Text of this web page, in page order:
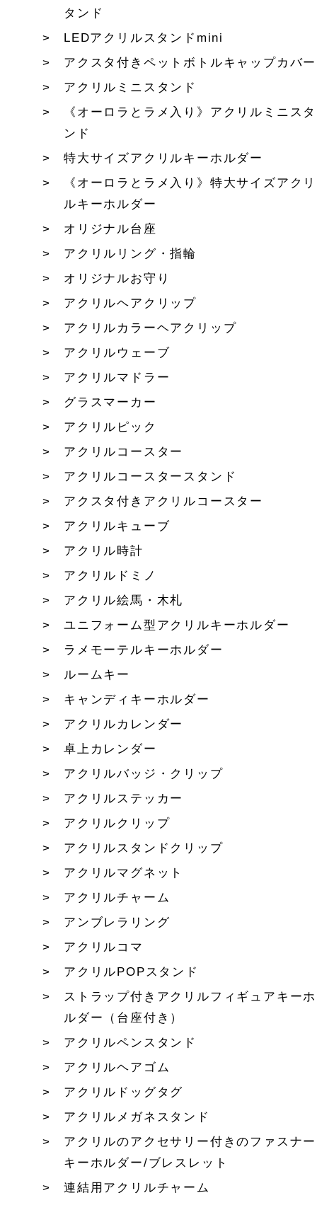
タンド
LEDアクリルスタンドmini
アクスタ付きペットボトルキャップカバー
アクリルミニスタンド
《オーロラとラメ入り》アクリルミニスタ
ンド
特大サイズアクリルキーホルダー
《オーロラとラメ入り》特大サイズアクリ
ルキーホルダー
オリジナル台座
アクリルリング・指輪
オリジナルお守り
アクリルヘアクリップ
アクリルカラーヘアクリップ
アクリルウェーブ
アクリルマドラー
グラスマーカー
アクリルピック
アクリルコースター
アクリルコースタースタンド
アクスタ付きアクリルコースター
アクリルキューブ
アクリル時計
アクリルドミノ
アクリル絵馬・木札
ユニフォーム型アクリルキーホルダー
ラメモーテルキーホルダー
ルームキー
キャンディキーホルダー
アクリルカレンダー
卓上カレンダー
アクリルバッジ・クリップ
アクリルステッカー
アクリルクリップ
アクリルスタンドクリップ
アクリルマグネット
アクリルチャーム
アンブレラリング
アクリルコマ
アクリルPOPスタンド
ストラップ付きアクリルフィギュアキーホ
ルダー（台座付き）
アクリルペンスタンド
アクリルヘアゴム
アクリルドッグタグ
アクリルメガネスタンド
アクリルのアクセサリー付きのファスナー
キーホルダー/ブレスレット
連結用アクリルチャーム